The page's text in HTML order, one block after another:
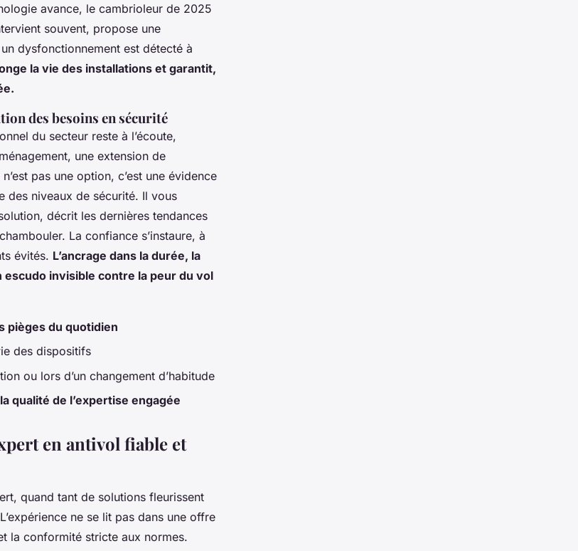
avance, le cambrioleur de 2025
souvent, propose une
dysfonctionnement est détecté à
la vie des installations et garantit,
des besoins en sécurité
du secteur reste à l’écoute,
une extension de
pas une option, c’est une évidence
des niveaux de sécurité. Il vous
décrit les dernières tendances
La confiance s’instaure, à
évités. L’ancrage dans la durée, la
invisible contre la peur du vol
pièges du quotidien
des dispositifs
ou lors d’un changement d’habitude
qualité de l’expertise engagée
en antivol fiable et
quand tant de solutions fleurissent
ne se lit pas dans une offre
la conformité stricte aux normes.